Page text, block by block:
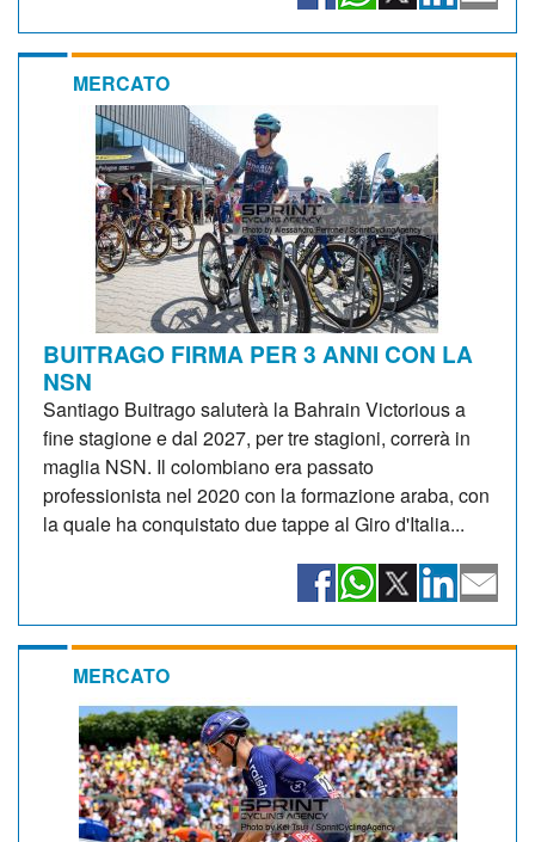
MERCATO
BUITRAGO FIRMA PER 3 ANNI CON LA
NSN
Santiago Buitrago saluterà la Bahrain Victorious a
fine stagione e dal 2027, per tre stagioni, correrà in
maglia NSN. Il colombiano era passato
professionista nel 2020 con la formazione araba, con
la quale ha conquistato due tappe al Giro d'Italia...
MERCATO